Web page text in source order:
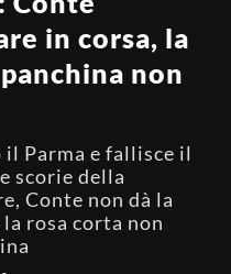
in corsa, la
non
Parma e fallisce il
scorie della
Conte non dà la
rosa corta non